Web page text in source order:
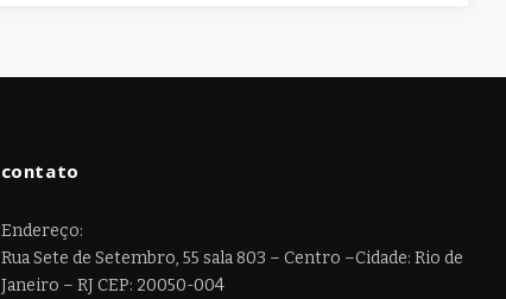
contato
Endereço:
Rua Sete de Setembro, 55 sala 803 – Centro –Cidade: Rio de
Janeiro – RJ CEP: 20050-004